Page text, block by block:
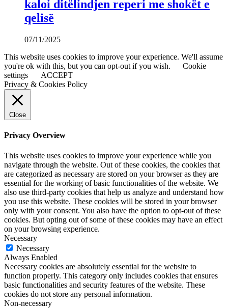
kaloi ditëlindjen reperi me shokët e
qelisë
07/11/2025
This website uses cookies to improve your experience. We'll assume
you're ok with this, but you can opt-out if you wish.
Cookie
settings
ACCEPT
Privacy & Cookies Policy
Close
Privacy Overview
This website uses cookies to improve your experience while you
navigate through the website. Out of these cookies, the cookies that
are categorized as necessary are stored on your browser as they are
essential for the working of basic functionalities of the website. We
also use third-party cookies that help us analyze and understand how
you use this website. These cookies will be stored in your browser
only with your consent. You also have the option to opt-out of these
cookies. But opting out of some of these cookies may have an effect
on your browsing experience.
Necessary
Necessary
Always Enabled
Necessary cookies are absolutely essential for the website to
function properly. This category only includes cookies that ensures
basic functionalities and security features of the website. These
cookies do not store any personal information.
Non-necessary